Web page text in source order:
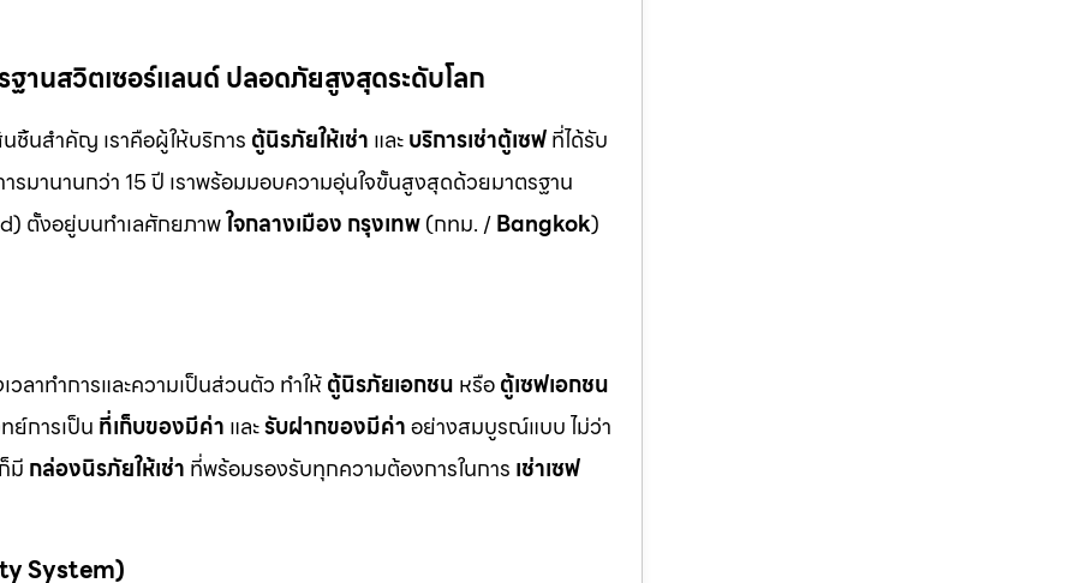
ฐานสวิตเซอร์แลนด์ ปลอดภัยสูงสุดระดับโลก
ชิ้นสำคัญ เราคือผู้ให้บริการ ตู้นิรภัยให้เช่า และบริการเช่าตู้เซฟที่ได้รับ
รมานานกว่า 15 ปี เราพร้อมมอบความอุ่นใจขั้นสูงสุดด้วยมาตรฐาน
ตั้งอยู่บนทำเลศักยภาพใจกลางเมือง กรุงเทพ(กทม. /Bangkok)
วลาทำการและความเป็นส่วนตัว ทำให้ตู้นิรภัยเอกชน หรือตู้เซฟเอกชน
ย์การเป็น ที่เก็บของมีค่า และรับฝากของมีค่าอย่างสมบูรณ์แบบ ไม่ว่า
มี กล่องนิรภัยให้เช่า ที่พร้อมรองรับทุกความต้องการในการ เช่าเซฟ
System)